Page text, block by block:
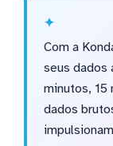
Com a
seus dados
minutos, 15
dados